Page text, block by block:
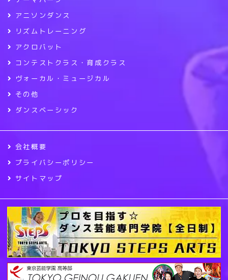
アニソンダンス
リズムトレーニング
アクロバット
コンテストクラス・育成クラス
ヴォーカル・ミュージカル
その他
ダンスベーシック
会社概要
プライバシーポリシー
サイトマップ